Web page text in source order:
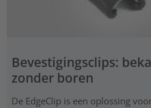
Bevestigingsclips:
zonder boren
De EdgeClip is een oplossing